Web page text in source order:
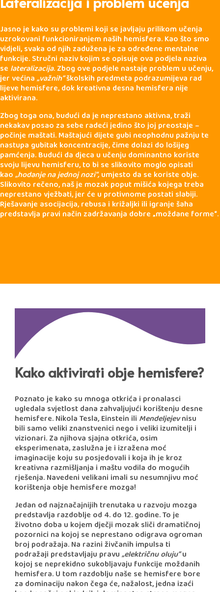
Jasno je kako su problemi koji se javljaju prilikom učenja
uzrokovani funkcioniranjem naših hemisfera. Kao što smo
vidjeli, svaka od njih zadužena je za određene mentalne
funkcije. Stručni naziv kojim se opisuje ova podjela naziva
se lateralizacija. Zbog ove podjele nastaje problem u učenju,
jer većina„važnih“školskih predmeta podrazumijeva rad
lijeve hemisfere, dok kreativna desna hemisfera nije
aktivirana.
Zbog toga ona, budući da je neprestano aktivna, traži
nekakav posao za sebe radeći jedino što joj preostaje –
počinje maštati. Maštajući dijete gubi neophodnu pažnju te
nastupa gubitak koncentracije, čime dolazi do lošijeg
pamćenja. Budući da djeca u učenju dominantno koriste
svoju lijevu hemisferu, to bi se slikovito moglo opisati
kao„hodanje na jednoj nozi“,umjesto da se koriste obje.
Slikovito rečeno, naš je mozak poput mišića kojega treba
neprestano vježbati, jer će u protivnome postati slabiji.
Rješavanje asocijacija, rebusa i križaljki ili igranje šaha
predstavlja pravi način zadržavanja dobre „moždane forme“.
Kako aktivirati obje hemisfere?
Poznato je kako su mnoga otkrića i pronalasci
ugledala svjetlost dana zahvaljujući korištenju desne
hemisfere. Nikola Tesla, Einstein ili Mendeljejevnisu
bili samo veliki znanstvenici nego i veliki izumitelji i
vizionari. Za njihova sjajna otkrića, osim
eksperimenata, zaslužna je i izražena moć
imaginacije koju su posjedovali i koja ih je kroz
kreativna razmišljanja i maštu vodila do mogućih
rješenja. Navedeni velikani imali su nesumnjivu moć
korištenja obje hemisfere mozga!
Jedan od najznačajnijih trenutaka u razvoju mozga
predstavlja razdoblje od 4. do 12. godine. To je
životno doba u kojem dječji mozak sliči dramatičnoj
pozornici na kojoj se neprestano odigrava ogroman
broj podražaja. Na razini živčanih impulsa ti
podražaji predstavljaju pravu„električnu oluju“u
kojoj se neprekidno sukobljavaju funkcije moždanih
hemisfera. U tom razdoblju naše se hemisfere bore
za dominaciju nakon čega će, nažalost, jedna izaći